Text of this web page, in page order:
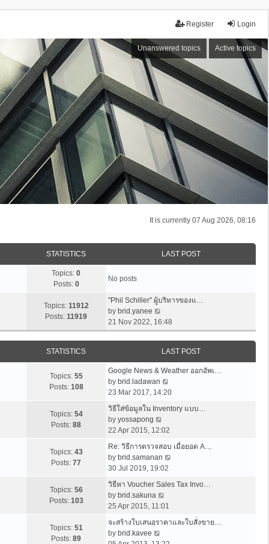
Login
Register
Unanswered topics Active topics
It is currently 07 Aug 2026, 08:16
STATISTICS LAST POST
Topics: 0
Posts: 0
No posts
Topics: 11912
Posts: 11919
"Phil Schiller" ผู้บริหารของแ…
by brid.yanee
i
e
w
t
h
e
l
a
t
e
s
p
o
s
t
21 Nov 2022, 16:48
STATISTICS LAST POST
Topics: 55
Posts: 108
Google News & Weather ออกอัพเ…
by brid.ladawan
i
w
h
e
l
e
p
23 Mar 2017, 14:20
Topics: 54
Posts: 88
วิธีใส่ข้อมูลใน Inventory แบบ…
by yossapong
i
w
h
e
l
a
e
22 Apr 2015, 12:02
Topics: 43
Posts: 77
Re: วิธีการตรวจสอบ เมื่อยอด A…
by brid.samanan
w
e
30 Jul 2019, 19:02
Topics: 56
Posts: 103
วิธีหา Voucher Sales Tax Invo…
by brid.sakuna
i
w
25 Apr 2015, 11:01
Topics: 51
Posts: 89
จะสร้างใบเสนอราคาและใบสั่งขาย…
by brid.kavee